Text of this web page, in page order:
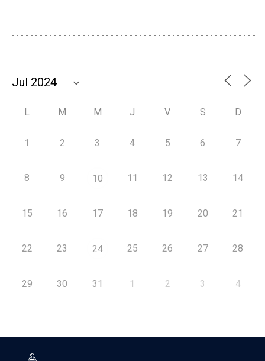
L M M J V S D
1 2 3 4 5 6 7
8 9 10 11 12 13 14
15 16 17 18 19 20 21
22 23 24 25 26 27 28
29 30 31 1 2 3 4